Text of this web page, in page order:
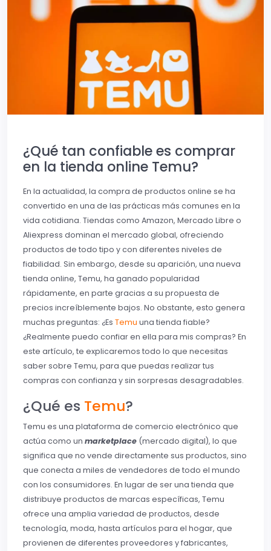
¿Qué tan confiable es comprar
en la tienda online Temu?
En la actualidad, la compra de productos online se ha
convertido en una de las prácticas más comunes en la
vida cotidiana. Tiendas como Amazon, Mercado Libre o
Aliexpress dominan el mercado global, ofreciendo
productos de todo tipo y con diferentes niveles de
fiabilidad. Sin embargo, desde su aparición, una nueva
tienda online, Temu, ha ganado popularidad
rápidamente, en parte gracias a su propuesta de
precios increíblemente bajos. No obstante, esto genera
muchas preguntas: ¿Es Temu una tienda fiable?
¿Realmente puedo confiar en ella para mis compras? En
este artículo, te explicaremos todo lo que necesitas
saber sobre Temu, para que puedas realizar tus
compras con confianza y sin sorpresas desagradables.
¿Qué es Temu?
Temu es una plataforma de comercio electrónico que
actúa como un marketplace (mercado digital), lo que
significa que no vende directamente sus productos, sino
que conecta a miles de vendedores de todo el mundo
con los consumidores. En lugar de ser una tienda que
distribuye productos de marcas específicas, Temu
ofrece una amplia variedad de productos, desde
tecnología, moda, hasta artículos para el hogar, que
provienen de diferentes proveedores y fabricantes,